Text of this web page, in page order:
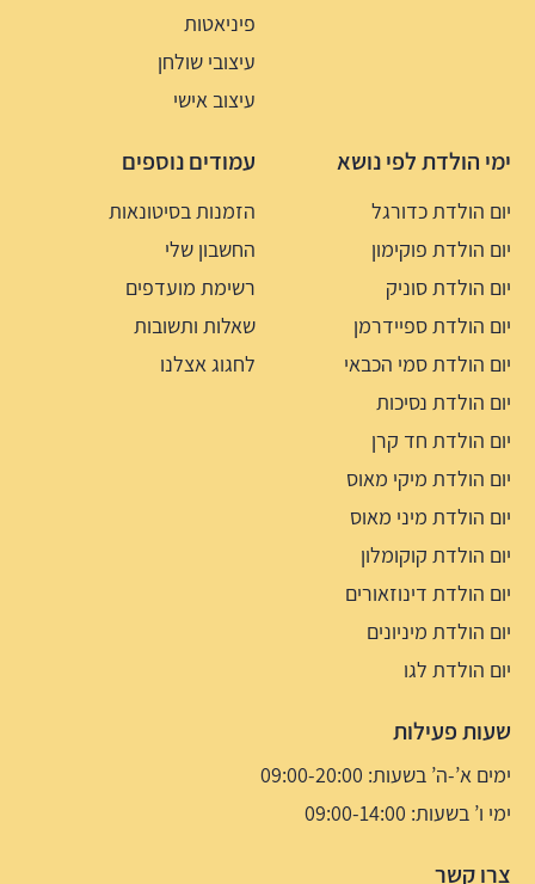
פיניאטות
עיצובי שולחן
עיצוב אישי
ימי הולדת לפי נושא
יום הולדת כדורגל
יום הולדת פוקימון
יום הולדת סוניק
יום הולדת ספיידרמן
יום הולדת סמי הכבאי
יום הולדת נסיכות
יום הולדת חד קרן
יום הולדת מיקי מאוס
יום הולדת מיני מאוס
יום הולדת קוקומלון
יום הולדת דינוזאורים
יום הולדת מיניונים
יום הולדת לגו
עמודים נוספים
הזמנות בסיטונאות
החשבון שלי
רשימת מועדפים
שאלות ותשובות
לחגוג אצלנו
שעות פעילות
ימים א’-ה’ בשעות: 09:00-20:00
ימי ו’ בשעות: 09:00-14:00
צרו קשר